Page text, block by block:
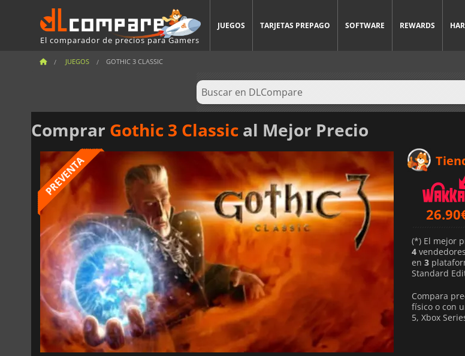
El comparador de precios para Gamers
JUEGOS TARJETAS PREPAGO SOFTWARE REWARDS
JUEGOS GOTHIC 3 CLASSIC
Comprar Gothic 3 Classic al Mejor Precio
26.90
(*) El mejor
4
en 3
Standard
Compara
físico o con
5, Xbox